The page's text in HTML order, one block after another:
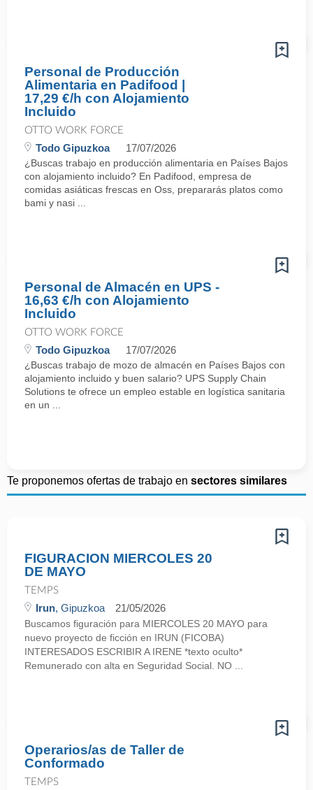
Personal de Producción
Alimentaria en Padifood |
17,29 €/h con Alojamiento
Incluido
OTTO WORK FORCE
Todo Gipuzkoa 17/07/2026
¿Buscas trabajo en producción alimentaria en Países Bajos
con alojamiento incluido? En Padifood, empresa de
comidas asiáticas frescas en Oss, prepararás platos como
bami y nasi ...
Personal de Almacén en UPS -
16,63 €/h con Alojamiento
Incluido
OTTO WORK FORCE
Todo Gipuzkoa 17/07/2026
¿Buscas trabajo de mozo de almacén en Países Bajos con
alojamiento incluido y buen salario? UPS Supply Chain
Solutions te ofrece un empleo estable en logística sanitaria
en un ...
Te proponemos ofertas de trabajo en sectores similares
FIGURACION MIERCOLES 20
DE MAYO
TEMPS
Irun, Gipuzkoa 21/05/2026
Buscamos figuración para MIERCOLES 20 MAYO para
nuevo proyecto de ficción en IRUN (FICOBA)
INTERESADOS ESCRIBIR A IRENE *texto oculto*
Remunerado con alta en Seguridad Social. NO ...
Operarios/as de Taller de
Conformado
TEMPS